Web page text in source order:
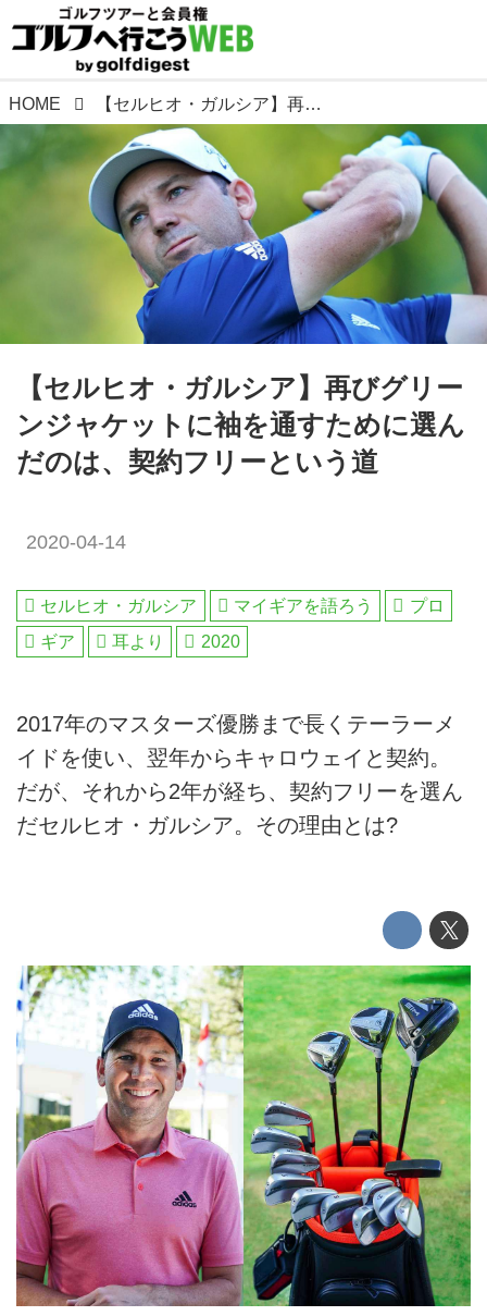
HOME 【セルヒオ・ガルシア】再びグリーンジャケットに袖を通すために選んだのは、契約フリーという道
【セルヒオ・ガルシア】再びグリー
ンジャケットに袖を通すために選ん
だのは、契約フリーという道
2020-04-14
セルヒオ・ガルシア マイギアを語ろう
プロ
ギア
耳より 2020
2017年のマスターズ優勝まで長くテーラーメ
イドを使い、翌年からキャロウェイと契約。
だが、それから2年が経ち、契約フリーを選ん
だセルヒオ・ガルシア。その理由とは?